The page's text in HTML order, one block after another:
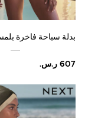
THE SET
& Outfits
Blouses
& Skirts
بدلة سباحة فاخرة